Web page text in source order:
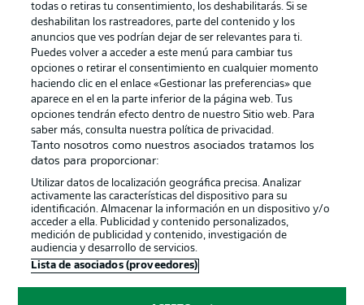
Gestionar las preferencias Declaracion de privacidad
Canales Trabajos
Jugadores Condiciones de uso
Sello Editorial Contacto
© 2026 Bundesliga-Gruppe GmbH
Elegir idioma
todas o retiras tu consentimiento, los deshabilitarás. Si se
deshabilitan los rastreadores, parte del contenido y los
anuncios que ves podrían dejar de ser relevantes para ti.
Puedes volver a acceder a este menú para cambiar tus
opciones o retirar el consentimiento en cualquier momento
haciendo clic en el enlace «Gestionar las preferencias» que
aparece en el en la parte inferior de la página web. Tus
opciones tendrán efecto dentro de nuestro Sitio web. Para
saber más, consulta nuestra política de privacidad.
Tanto nosotros como nuestros asociados tratamos los
datos para proporcionar:
Utilizar datos de localización geográfica precisa. Analizar
activamente las características del dispositivo para su
identificación. Almacenar la información en un dispositivo y/o
acceder a ella. Publicidad y contenido personalizados,
medición de publicidad y contenido, investigación de
audiencia y desarrollo de servicios.
Lista de asociados (proveedores)